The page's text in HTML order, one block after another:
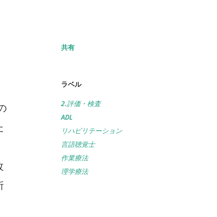
共有
ラベル
2.評価・検査
ADL
リハビリテーション
言語聴覚士
作業療法
理学療法